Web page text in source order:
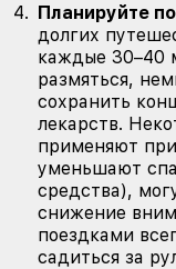
Планируйте
долгих
каждые 30–40
размяться,
сохранить
лекарств.
применяют
уменьшают
средства),
снижение
поездками
садиться за